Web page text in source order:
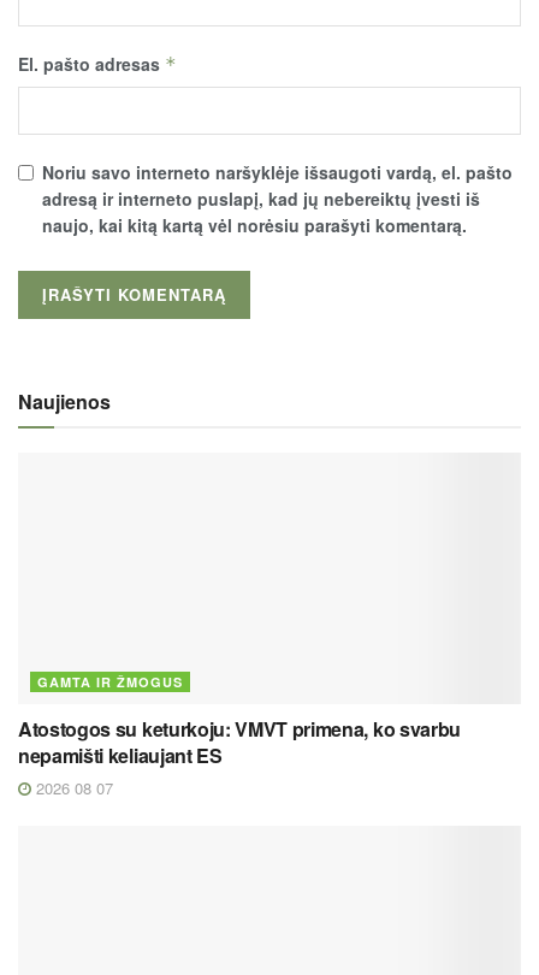
El. pašto adresas *
Noriu savo interneto naršyklėje išsaugoti vardą, el. pašto
adresą ir interneto puslapį, kad jų nebereiktų įvesti iš
naujo, kai kitą kartą vėl norėsiu parašyti komentarą.
Naujienos
GAMTA IR ŽMOGUS
Atostogos su keturkoju: VMVT primena, ko svarbu
nepamišti keliaujant ES
2026 08 07